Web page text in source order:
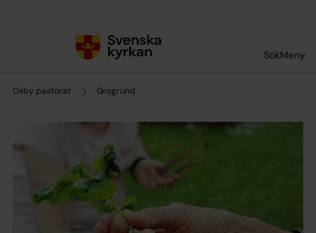
SökMeny
Osby pastorat Grogrund